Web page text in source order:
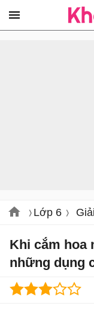
Lớp 6
Khi cắm hoa
những dụng